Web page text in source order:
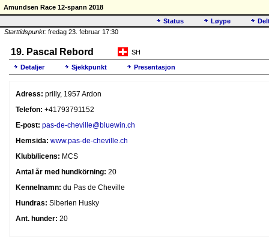
Amundsen Race 12-spann 2018
Status
Løype
Starttidspunkt: fredag 23. februar 17:30
19. Pascal Rebord SH
Detaljer Sjekkpunkt Presentasjon
Adress: prilly, 1957 Ardon
Telefon: +41793791152
E-post: pas-de-cheville@bluewin.ch
Hemsida: www.pas-de-cheville.ch
Klubb/licens: MCS
Antal år med hundkörning: 20
Kennelnamn: du Pas de Cheville
Hundras: Siberien Husky
Ant. hunder: 20